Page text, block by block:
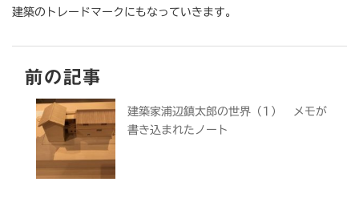
建築のトレードマークにもなっていきます。
前の記事
建築家浦辺鎮太郎の世界（1） メモが
書き込まれたノート